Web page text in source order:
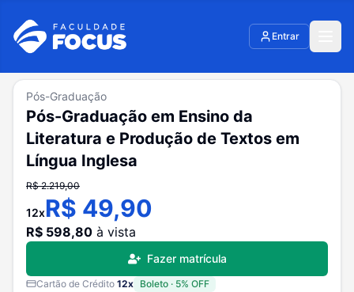
Entrar
Pós-Graduação
Pós-Graduação em Ensino da
Literatura e Produção de Textos em
Língua Inglesa
R$2.219,00
12xR$ 49,90
R$ 598,80 à vista
Fazer matrícula
Cartão de Crédito 12x Boleto · 5% OFF